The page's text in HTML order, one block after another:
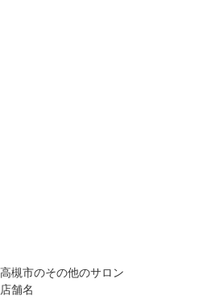
高槻市のその他のサロン
店舗名